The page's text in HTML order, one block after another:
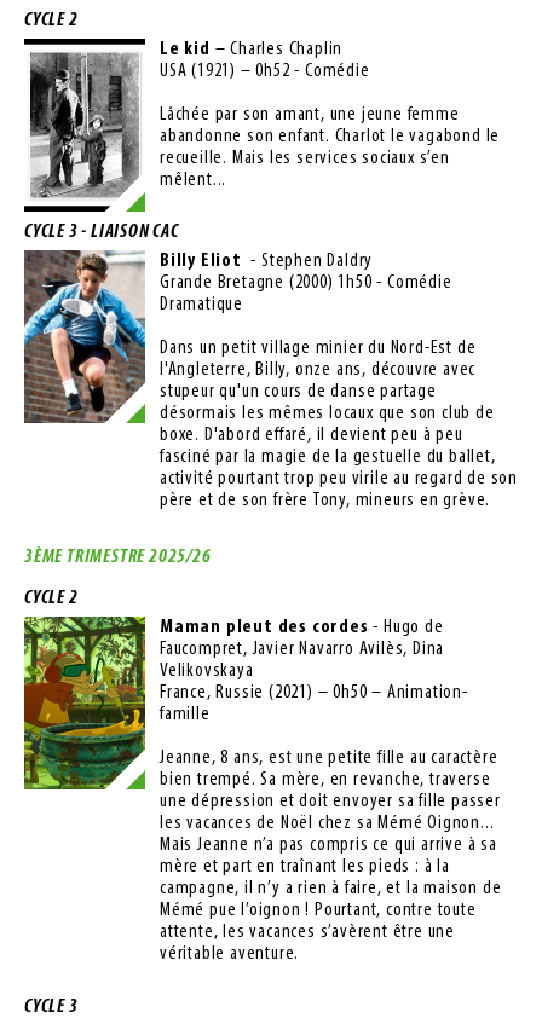
CYCLE 2
Le kid – Charles Chaplin
USA (1921) – 0h52 - Comédie
Lâchée par son amant, une jeune femme
abandonne son enfant. Charlot le vagabond le
recueille. Mais les services sociaux s’en
mêlent...
CYCLE 3 - LIAISON CAC
Billy Eliot - Stephen Daldry
Grande Bretagne (2000) 1h50 - Comédie
Dramatique
Dans un petit village minier du Nord-Est de
l'Angleterre, Billy, onze ans, découvre avec
stupeur qu'un cours de danse partage
désormais les mêmes locaux que son club de
boxe. D'abord effaré, il devient peu à peu
fasciné par la magie de la gestuelle du ballet,
activité pourtant trop peu virile au regard de son
père et de son frère Tony, mineurs en grève.
3ÈME TRIMESTRE 2025/26
CYCLE 2
Maman pleut des cordes - Hugo de
Faucompret, Javier Navarro Avilès, Dina
Velikovskaya
France, Russie (2021) – 0h50 – Animation-
famille
Jeanne, 8 ans, est une petite fille au caractère
bien trempé. Sa mère, en revanche, traverse
une dépression et doit envoyer sa fille passer
les vacances de Noël chez sa Mémé Oignon...
Mais Jeanne n’a pas compris ce qui arrive à sa
mère et part en traînant les pieds : à la
campagne, il n’y a rien à faire, et la maison de
Mémé pue l’oignon ! Pourtant, contre toute
attente, les vacances s’avèrent être une
véritable aventure.
CYCLE 3